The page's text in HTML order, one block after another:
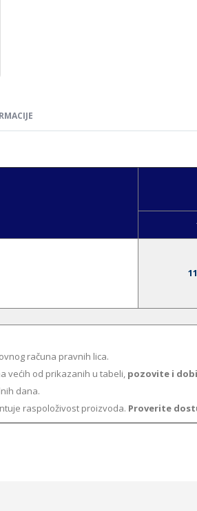
računa pravnih lica.
većih od prikazanih u tabeli, pozovite i
dana.
raspoloživost proizvoda. Proverite